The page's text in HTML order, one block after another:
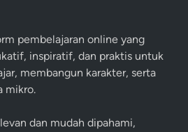
pembelajaran online yang
inspiratif, dan praktis untuk
membangun karakter, serta
mikro.
dan mudah dipahami,